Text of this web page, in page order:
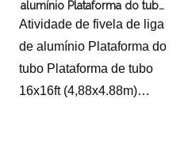
alumínio Plataforma do tubo
Plataforma de tubo 16x16ft
(0,9m)
Atividade de fivela de liga
de alumínio Plataforma do
tubo Plataforma de tubo
16x16ft (4,88x4.88m)